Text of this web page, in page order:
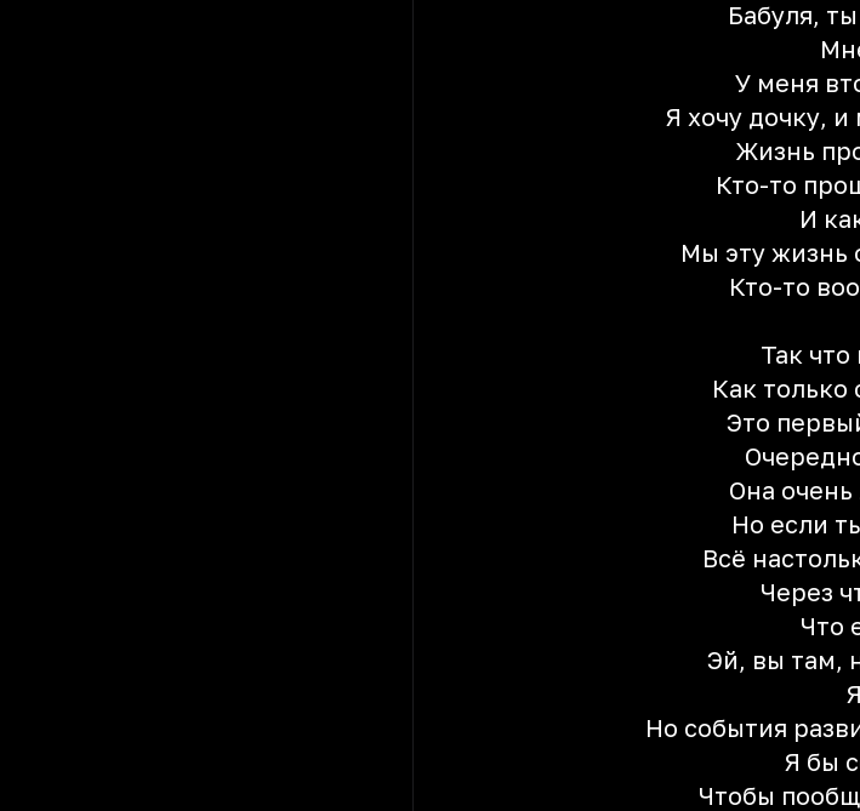
Бабуля,
У меня
Я хочу дочку,
Жизнь
Кто-то
И
Мы эту жизнь
Кто-то
Так
Как только
Это
Она
Но если
Всё
Через
Что
Эй, вы там,
Но события
Я бы
Чтобы